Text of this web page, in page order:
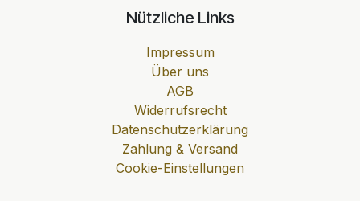
Nützliche Links
Impressum
Über uns
AGB
Widerrufsrecht
Datenschutzerklärung
Zahlung & Versand
Cookie-Einstellungen